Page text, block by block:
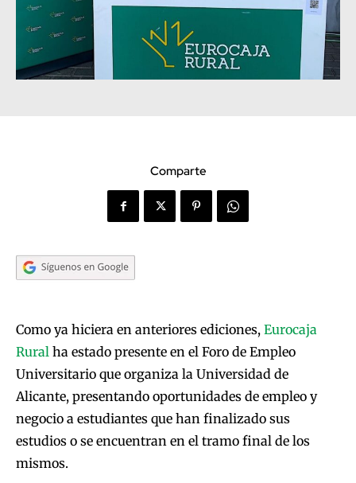
Comparte
Como ya hiciera en anteriores ediciones, Eurocaja
Rural ha estado presente en el Foro de Empleo
Universitario que organiza la Universidad de
Alicante, presentando oportunidades de empleo y
negocio a estudiantes que han finalizado sus
estudios o se encuentran en el tramo final de los
mismos.